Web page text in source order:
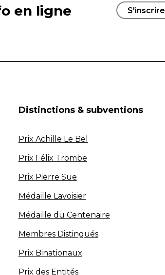
en ligne S'inscrire
Distinctions & subventions
Prix Achille Le Bel
Prix Félix Trombe
Prix Pierre Süe
Médaille Lavoisier
Médaille du Centenaire
Membres Distingués
Prix Binationaux
Prix des Entités